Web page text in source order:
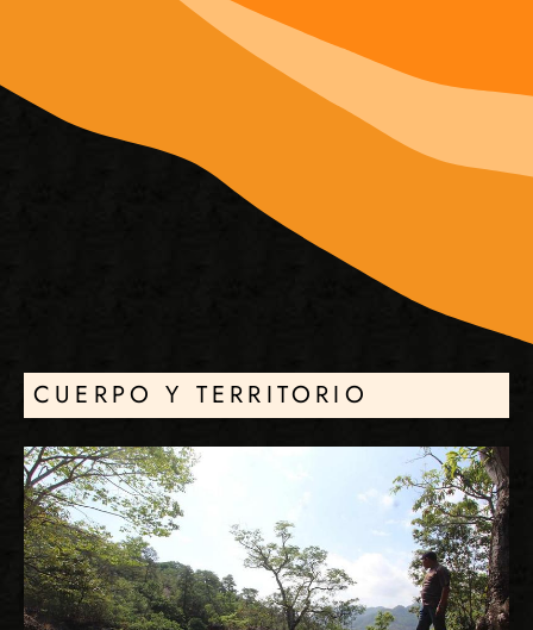
CUERPO Y TERRITORIO